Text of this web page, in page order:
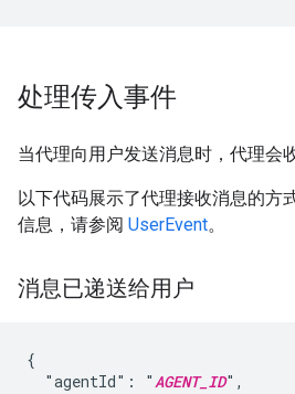
处理传入事件
当代理向用户发送消息时，代理会
以下代码展示了代理接收消息的方
信息，请参阅 UserEvent。
消息已递送给用户
{
  "agentId": "
AGENT_ID",